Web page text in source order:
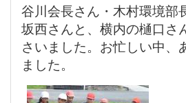
谷川会長さん・木村環境部
坂西さんと、横内の樋口さ
さいました。お忙しい中、
ました。